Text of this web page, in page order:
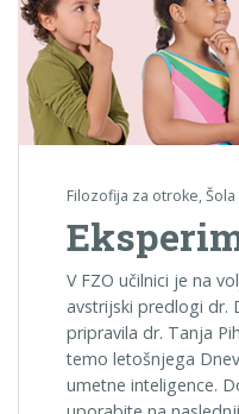
Filozofija za otroke,Šola
V FZO učilnici je na
avstrijski predlogi dr.
pripravila dr. Tanja
temo letošnjega
umetne inteligence.